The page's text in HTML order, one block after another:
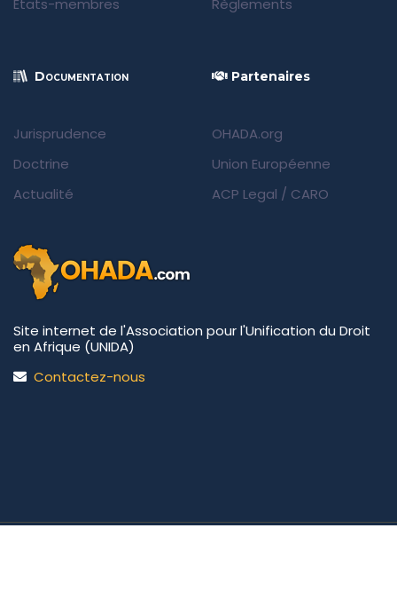
Documentation
Jurisprudence
Doctrine
Actualité
Partenaires
OHADA.org
Union Européenne
ACP Legal / CARO
Site internet de l'Association pour l'Unification du Droit
en Afrique (UNIDA)
Contactez-nous